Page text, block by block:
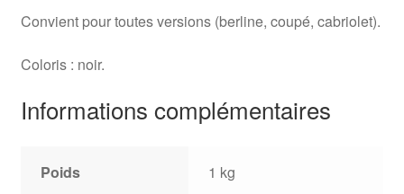
Convient pour toutes versions (berline, coupé, cabriolet).
Coloris : noir.
Informations complémentaires
Poids 1 kg